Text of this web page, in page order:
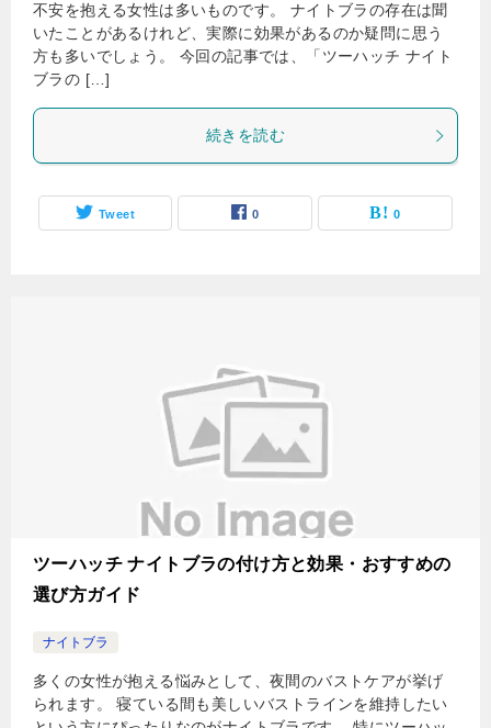
不安を抱える女性は多いものです。 ナイトブラの存在は聞
いたことがあるけれど、実際に効果があるのか疑問に思う
方も多いでしょう。 今回の記事では、「ツーハッチ ナイト
ブラの […]
続きを読む
Tweet 0 0
ツーハッチ ナイトブラの付け方と効果・おすすめの
選び方ガイド
ナイトブラ
多くの女性が抱える悩みとして、夜間のバストケアが挙げ
られます。 寝ている間も美しいバストラインを維持したい